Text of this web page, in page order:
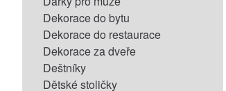
Dekorace do bytu
Dekorace do restaurace
Dekorace za dveře
Deštníky
Dětské stoličky